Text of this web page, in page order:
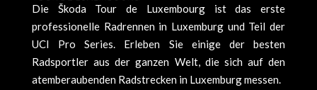
Die Škoda Tour de Luxembourg ist das erste
professionelle Radrennen in Luxemburg und Teil der
UCI Pro Series. Erleben Sie einige der besten
Radsportler aus der ganzen Welt, die sich auf den
atemberaubenden Radstrecken in Luxemburg messen.